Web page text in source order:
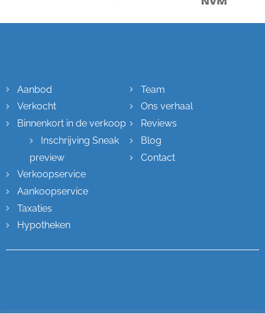
Aanbod
Verkocht
Binnenkort in de verkoop
Inschrijving Sneak
preview
Verkoopservice
Aankoopservice
Taxaties
Hypotheken
Team
Ons verhaal
Reviews
Blog
Contact